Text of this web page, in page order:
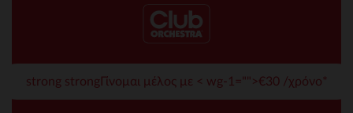
strong strongΓίνομαι μέλος με < wg-1="">€30 /χρόνο*